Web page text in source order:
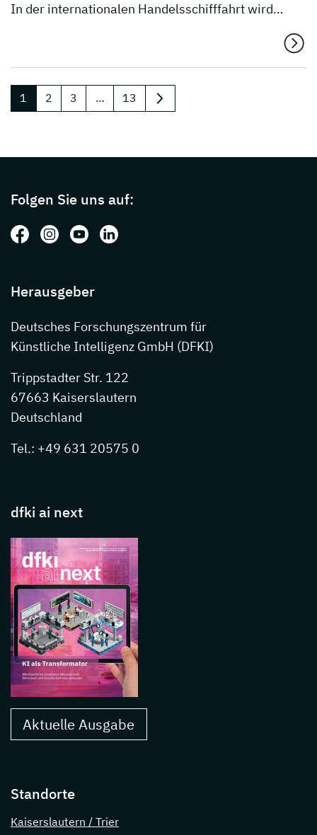
In der internationalen Handelsschifffahrt wird…
1 2 3 … 13 nächste
Folgen Sie uns auf:
Folgen Sie uns auf: Facebook
Folgen Sie uns auf: Instagram
Folgen Sie uns auf: Youtube
Folgen Sie uns auf: LinkedIn
Herausgeber
Deutsches Forschungszentrum für
Künstliche Intelligenz GmbH (DFKI)
Trippstadter Str. 122
67663 Kaiserslautern
Deutschland
Tel.: +49 631 20575 0
dfki ai next
Aktuelle Ausgabe
Standorte
Kaiserslautern / Trier